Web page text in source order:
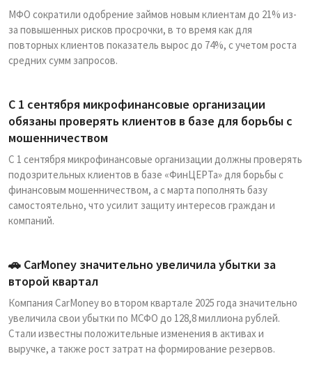
Подписка
МФО сократили одобрение займов новым клиентам до 21% из-
за повышенных рисков просрочки, в то время как для
повторных клиентов показатель вырос до 74%, с учетом роста
средних сумм запросов.
С 1 сентября микрофинансовые организации
обязаны проверять клиентов в базе для борьбы с
мошенничеством
С 1 сентября микрофинансовые организации должны проверять
подозрительных клиентов в базе «ФинЦЕРТа» для борьбы с
финансовым мошенничеством, а с марта пополнять базу
самостоятельно, что усилит защиту интересов граждан и
компаний.
🚗 CarMoney значительно увеличила убытки за
второй квартал
Компания CarMoney во втором квартале 2025 года значительно
увеличила свои убытки по МСФО до 128,8 миллиона рублей.
Стали известны положительные изменения в активах и
выручке, а также рост затрат на формирование резервов.